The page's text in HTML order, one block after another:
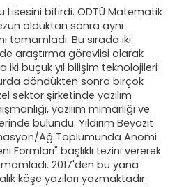
bitirdi. ODTÜ Matematik
olduktan sonra aynı
tamamladı. Bu sırada iki
araştırma görevlisi olarak
iki buçuk yıl bilişim teknolojileri
döndükten sonra birçok
sektör şirketinde yazılım
yazılım mimarlığı ve
bulundu. Yıldırım Beyazıt
Ağ Toplumunda Anomi
Formları" başlıklı tezini vererek
2017'den bu yana
köşe yazıları yazmaktadır.